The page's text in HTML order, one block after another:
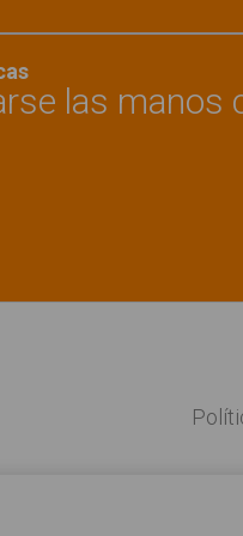
las manos